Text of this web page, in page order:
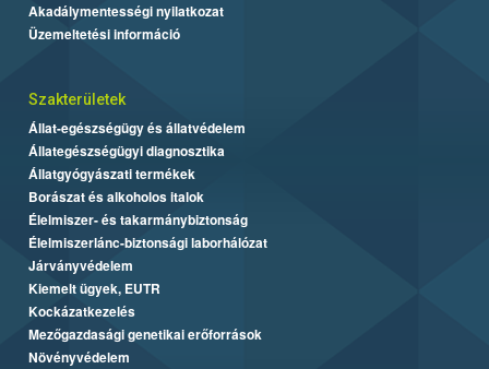
Akadálymentességi nyilatkozat
Üzemeltetési információ
Szakterületek
Állat-egészségügy és állatvédelem
Állategészségügyi diagnosztika
Állatgyógyászati termékek
Borászat és alkoholos italok
Élelmiszer- és takarmánybiztonság
Élelmiszerlánc-biztonsági laborhálózat
Járványvédelem
Kiemelt ügyek, EUTR
Kockázatkezelés
Mezőgazdasági genetikai erőforrások
Növényvédelem